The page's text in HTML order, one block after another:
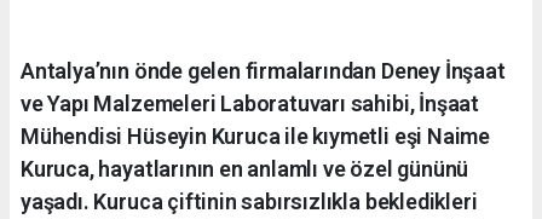
Antalya’nın önde gelen firmalarından Deney İnşaat
ve Yapı Malzemeleri Laboratuvarı sahibi, İnşaat
Mühendisi Hüseyin Kuruca ile kıymetli eşi Naime
Kuruca, hayatlarının en anlamlı ve özel gününü
yaşadı. Kuruca çiftinin sabırsızlıkla bekledikleri